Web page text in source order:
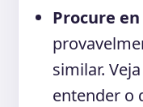
Procure
similar.
entender o